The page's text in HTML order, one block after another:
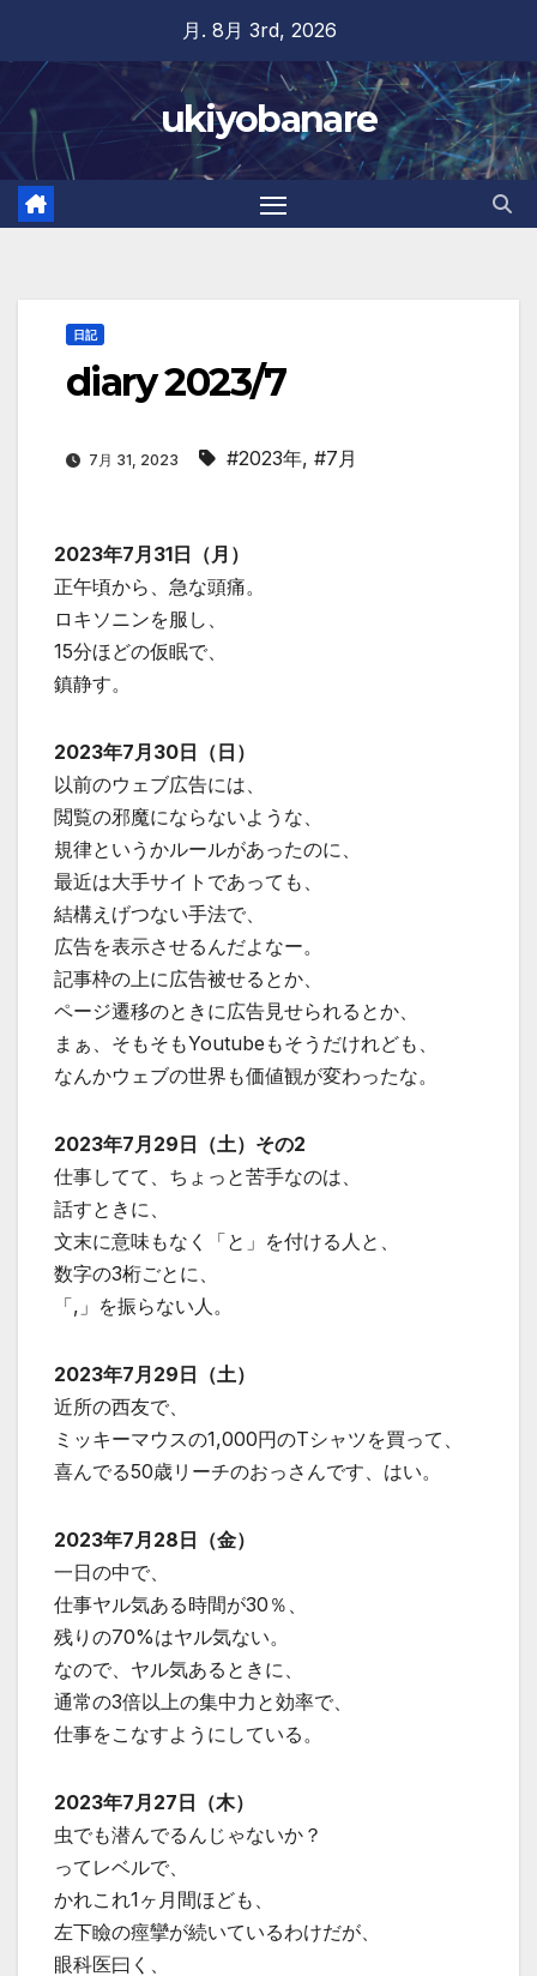
content
月. 8月 3rd, 2026
ukiyobanare
日記
diary 2023/7
7月 31, 2023 #2023年, #7月
2023年7月31日（月）
正午頃から、急な頭痛。
ロキソニンを服し、
15分ほどの仮眠で、
鎮静す。
2023年7月30日（日）
以前のウェブ広告には、
閲覧の邪魔にならないような、
規律というかルールがあったのに、
最近は大手サイトであっても、
結構えげつない手法で、
広告を表示させるんだよなー。
記事枠の上に広告被せるとか、
ページ遷移のときに広告見せられるとか、
まぁ、そもそもYoutubeもそうだけれども、
なんかウェブの世界も価値観が変わったな。
2023年7月29日（土）その2
仕事してて、ちょっと苦手なのは、
話すときに、
文末に意味もなく「と」を付ける人と、
数字の3桁ごとに、
「,」を振らない人。
2023年7月29日（土）
近所の西友で、
ミッキーマウスの1,000円のTシャツを買って、
喜んでる50歳リーチのおっさんです、はい。
2023年7月28日（金）
一日の中で、
仕事ヤル気ある時間が30％、
残りの70%はヤル気ない。
なので、ヤル気あるときに、
通常の3倍以上の集中力と効率で、
仕事をこなすようにしている。
2023年7月27日（木）
虫でも潜んでるんじゃないか？
ってレベルで、
かれこれ1ヶ月間ほども、
左下瞼の痙攣が続いているわけだが、
眼科医曰く、